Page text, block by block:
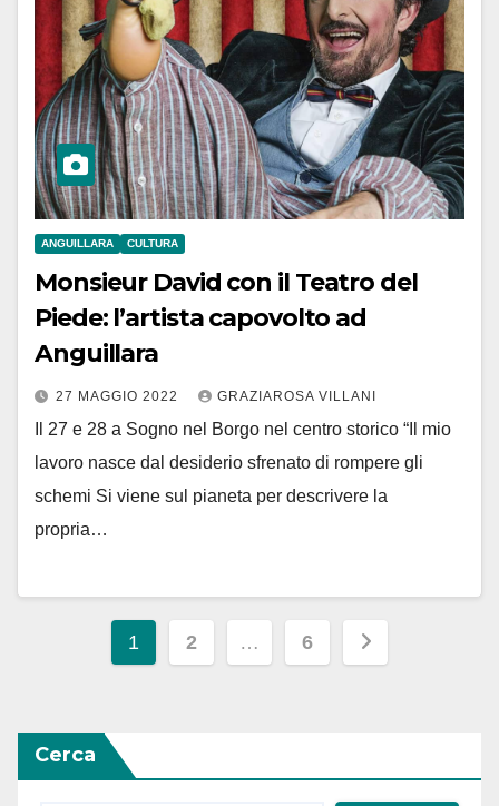
ANGUILLARA CULTURA
Monsieur David con il Teatro del
Piede: l’artista capovolto ad
Anguillara
27 MAGGIO 2022 GRAZIAROSA VILLANI
Il 27 e 28 a Sogno nel Borgo nel centro storico “Il mio
lavoro nasce dal desiderio sfrenato di rompere gli
schemi Si viene sul pianeta per descrivere la
propria…
Paginazione
articoli
1 2 … 6
Cerca